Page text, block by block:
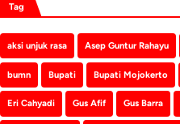
Tag
aksi unjuk rasa Asep Guntur Rahayu
bumn Bupati Bupati Mojokerto
Eri Cahyadi Gus Afif Gus Barra